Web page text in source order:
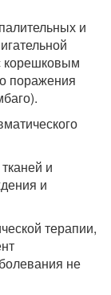
и
корешковым
поражения
и
и
терапии,
не